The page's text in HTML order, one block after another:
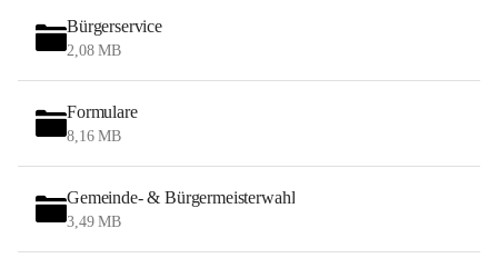
Bürgerservice
2,08 MB
Formulare
8,16 MB
Gemeinde- & Bürgermeisterwahl
3,49 MB